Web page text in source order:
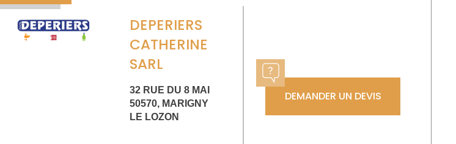
DEPERIERS
CATHERINE
SARL
32 RUE DU 8 MAI
50570, MARIGNY
LE LOZON
DEMANDER UN DEVIS